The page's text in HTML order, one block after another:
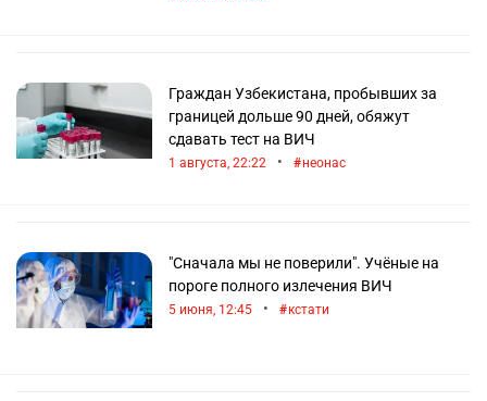
Граждан Узбекистана, пробывших за
границей дольше 90 дней, обяжут
сдавать тест на ВИЧ
1 августа, 22:22 • неонас
"Сначала мы не поверили". Учёные на
пороге полного излечения ВИЧ
5 июня, 12:45 • кстати